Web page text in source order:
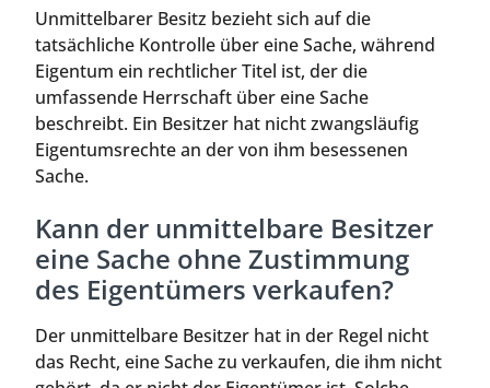
Unmittelbarer Besitz bezieht sich auf die
tatsächliche Kontrolle über eine Sache, während
Eigentum ein rechtlicher Titel ist, der die
umfassende Herrschaft über eine Sache
beschreibt. Ein Besitzer hat nicht zwangsläufig
Eigentumsrechte an der von ihm besessenen
Sache.
Kann der unmittelbare Besitzer
eine Sache ohne Zustimmung
des Eigentümers verkaufen?
Der unmittelbare Besitzer hat in der Regel nicht
das Recht, eine Sache zu verkaufen, die ihm nicht